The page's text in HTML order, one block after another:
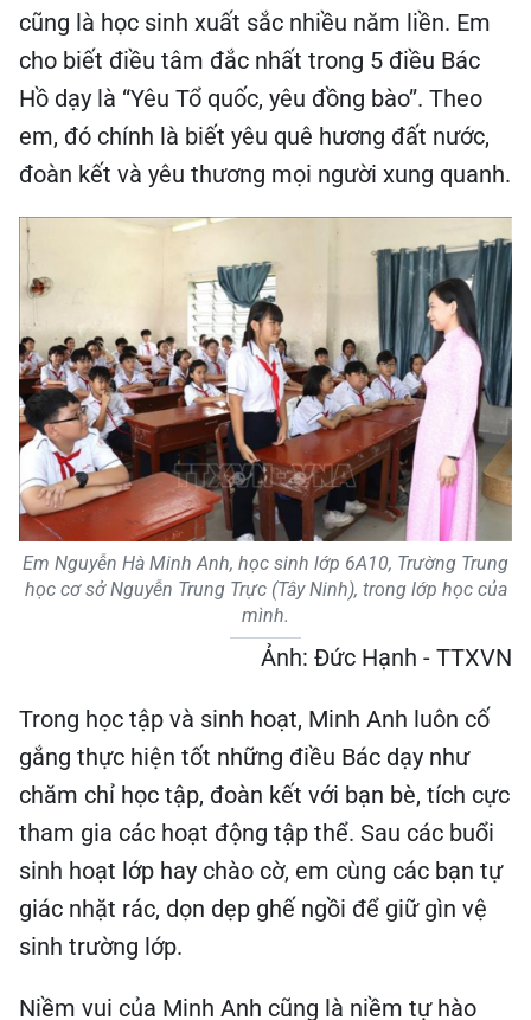
cũng là học sinh xuất sắc nhiều năm liền. Em
cho biết điều tâm đắc nhất trong 5 điều Bác
Hồ dạy là “Yêu Tổ quốc, yêu đồng bào”. Theo
em, đó chính là biết yêu quê hương đất nước,
đoàn kết và yêu thương mọi người xung quanh.
Em Nguyễn Hà Minh Anh, học sinh lớp 6A10, Trường Trung
học cơ sở Nguyễn Trung Trực (Tây Ninh), trong lớp học của
mình.
Ảnh: Đức Hạnh - TTXVN
Trong học tập và sinh hoạt, Minh Anh luôn cố
gắng thực hiện tốt những điều Bác dạy như
chăm chỉ học tập, đoàn kết với bạn bè, tích cực
tham gia các hoạt động tập thể. Sau các buổi
sinh hoạt lớp hay chào cờ, em cùng các bạn tự
giác nhặt rác, dọn dẹp ghế ngồi để giữ gìn vệ
sinh trường lớp.
Niềm vui của Minh Anh cũng là niềm tự hào